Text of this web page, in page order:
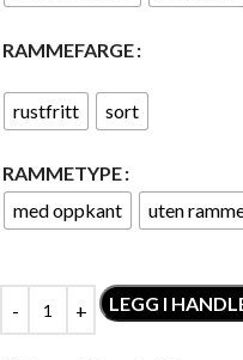
RAMMEFARGE
rustfritt sort
RAMMETYPE
med oppkant
uten
LEGG I